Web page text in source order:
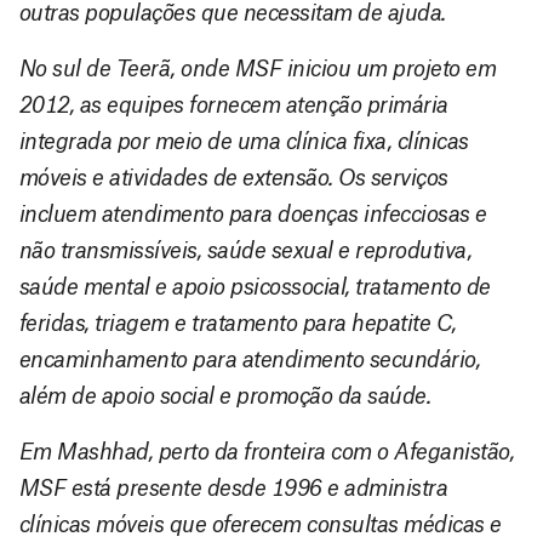
outras populações que necessitam de ajuda.
No sul de Teerã, onde MSF iniciou um projeto em
2012, as equipes fornecem atenção primária
integrada por meio de uma clínica fixa, clínicas
móveis e atividades de extensão. Os serviços
incluem atendimento para doenças infecciosas e
não transmissíveis, saúde sexual e reprodutiva,
saúde mental e apoio psicossocial, tratamento de
feridas, triagem e tratamento para hepatite C,
encaminhamento para atendimento secundário,
além de apoio social e promoção da saúde.
Em Mashhad, perto da fronteira com o Afeganistão,
MSF está presente desde 1996 e administra
clínicas móveis que oferecem consultas médicas e